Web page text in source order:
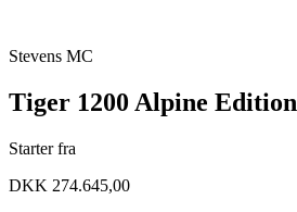
Stevens MC
Tiger 1200 Alpine Edition
Starter fra
DKK 274.645,00